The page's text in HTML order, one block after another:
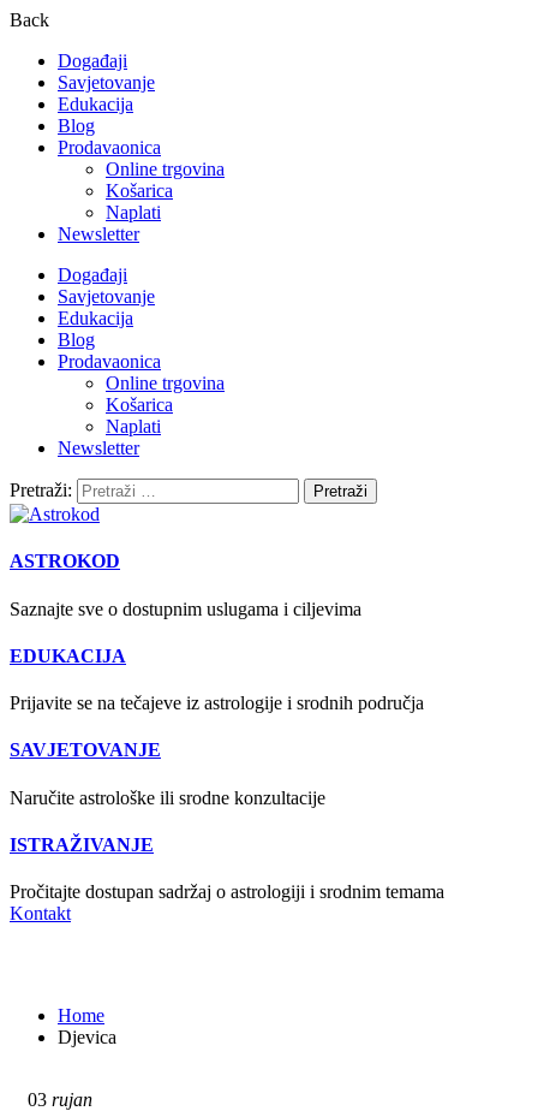
Back
Događaji
Savjetovanje
Edukacija
Blog
Prodavaonica
Online trgovina
Košarica
Naplati
Newsletter
Događaji
Savjetovanje
Edukacija
Blog
Prodavaonica
Online trgovina
Košarica
Naplati
Newsletter
Pretraži:
ASTROKOD
Saznajte sve o dostupnim uslugama i ciljevima
EDUKACIJA
Prijavite se na tečajeve iz astrologije i srodnih područja
SAVJETOVANJE
Naručite astrološke ili srodne konzultacije
ISTRAŽIVANJE
Pročitajte dostupan sadržaj o astrologiji i srodnim temama
Kontakt
Home
Djevica
03 rujan